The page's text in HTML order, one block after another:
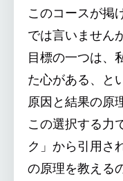
このコースが掲
では言いません
目標の一つは、
た心がある、と
原因と結果の原
この選択する力
ク」から引用さ
の原理を教える